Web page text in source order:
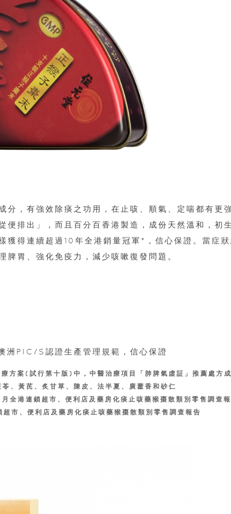
分，有強效除痰之功用，在止咳、順氣、定喘都有更
便排出」，而且百分百香港製造，成份天然溫和，初
獲得連續超過10年全港銷量冠軍*，信心保證。當症
脾胃、強化免疫力，減少咳嗽復發問題。
洲PIC/S認證生產管理規範，信心保證
方案(試行第十版)中，中醫治療項目「肺脾氣虛証」推薦處方
、黃芪、炙甘草、陳皮、法半夏、廣藿香和砂仁
港連鎖超市、便利店及藥房化痰止咳藥猴棗散類別零售調查
、便利店及藥房化痰止咳藥猴棗散類別零售調查報告